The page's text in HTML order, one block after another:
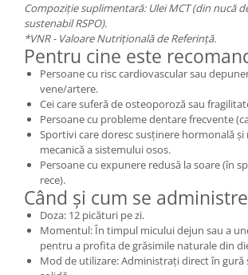
Compoziție suplimentară: Ulei MCT (din nucă
sustenabil RSPO).
*VNR - Valoare Nutrițională de Referință.
Pentru cine este
Persoane cu risc cardiovascular sau
vene/artere.
Cei care suferă de osteoporoză sau
Persoane cu probleme dentare frecvente
Sportivi care doresc susținere hormonală și
mecanică a sistemului osos.
Persoane cu expunere redusă la soare (în
rece).
Când și cum se
Doza: 12 picături pe zi.
Momentul: În timpul micului dejun sau a
pentru a profita de grăsimile naturale din
Mod de utilizare: Administrați direct în gură